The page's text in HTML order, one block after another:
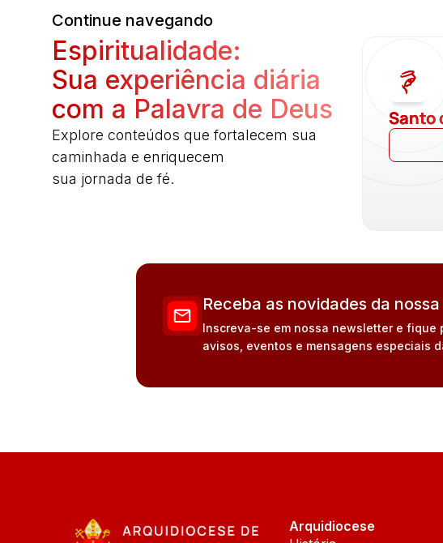
Continue navegando
Espiritualidade:
Sua experiência diária
com a Palavra de Deus
Explore conteúdos que fortalecem sua
caminhada e enriquecem
sua jornada de fé.
Santo
Receba as novidades da
Inscreva-se em nossa newsletter e fique
avisos, eventos e mensagens especiais
Arquidiocese